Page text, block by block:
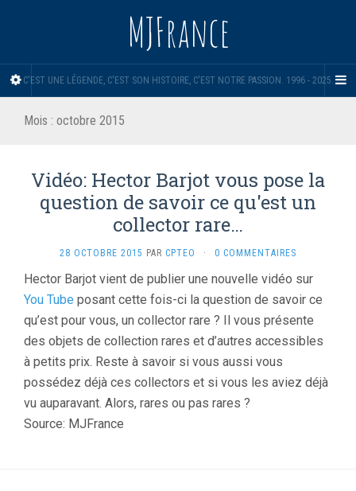
MJFrance
C'EST UNE LÉGENDE, C'EST SON HISTOIRE, C'EST NOTRE PASSION. 1996 - 2025.
Mois : octobre 2015
Vidéo: Hector Barjot vous pose la
question de savoir ce qu'est un
collector rare…
28 OCTOBRE 2015 PAR CPTEO · 0 COMMENTAIRES
Hector Barjot vient de publier une nouvelle vidéo sur
You Tube posant cette fois-ci la question de savoir ce
qu’est pour vous, un collector rare ? Il vous présente
des objets de collection rares et d’autres accessibles
à petits prix. Reste à savoir si vous aussi vous
possédez déjà ces collectors et si vous les aviez déjà
vu auparavant. Alors, rares ou pas rares ?
Source: MJFrance